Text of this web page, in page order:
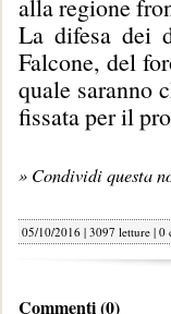
alla regione
La difesa dei
Falcone, del
quale saranno
fissata per il
» Condividi questa
05/10/2016 | 3097 letture | 0
Commenti (0)